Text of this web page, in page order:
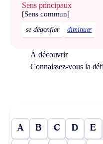
Sens principaux
[Sens commun]
se dégonfler diminuer
À découvrir
Connaissez-vous la
A B C D E